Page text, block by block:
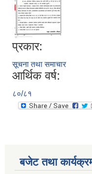
प्रकार:
सूचना तथा समाचार
आर्थिक वर्ष:
८०/८१
बजेट तथा